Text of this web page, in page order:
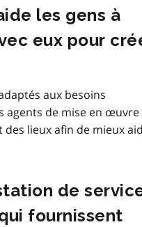
les gens à
eux pour
aux besoins
agents de mise en œuvre
des lieux afin de mieux
de
fournissent